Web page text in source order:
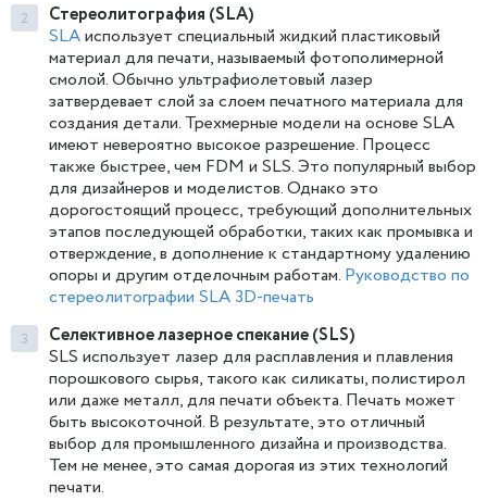
Стереолитография (SLA)
SLAиспользует специальный жидкий пластиковый
материал для печати, называемый фотополимерной
смолой. Обычно ультрафиолетовый лазер
затвердевает слой за слоем печатного материала для
создания детали. Трехмерные модели на основе SLA
имеют невероятно высокое разрешение. Процесс
также быстрее, чем FDM и SLS. Это популярный выбор
для дизайнеров и моделистов. Однако это
дорогостоящий процесс, требующий дополнительных
этапов последующей обработки, таких как промывка и
отверждение, в дополнение к стандартному удалению
опоры и другим отделочным работам. Руководство по
стереолитографии SLA 3D-печать
Селективное лазерное спекание (SLS)
SLS использует лазер для расплавления и плавления
порошкового сырья, такого как силикаты, полистирол
или даже металл, для печати объекта. Печать может
быть высокоточной. В результате, это отличный
выбор для промышленного дизайна и производства.
Тем не менее, это самая дорогая из этих технологий
печати.